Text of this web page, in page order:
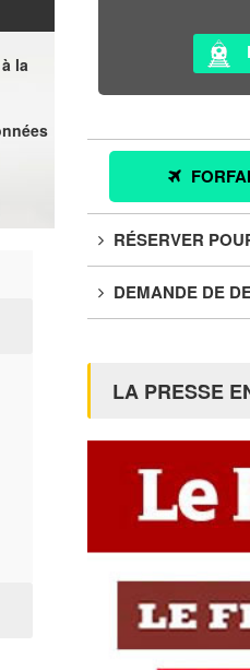
la
RÉSERVER
DEMANDE DE
LA PRESSE